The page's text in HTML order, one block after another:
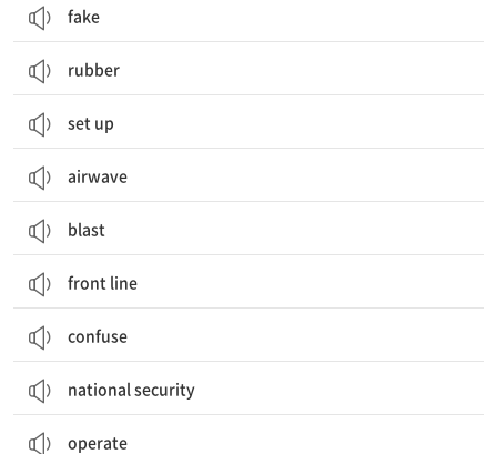
fake
rubber
set up
airwave
blast
front line
confuse
national security
operate